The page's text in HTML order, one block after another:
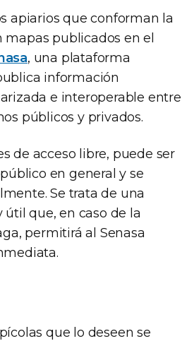
apiarios que conforman la
mapas publicados en el
, una plataforma
información
e interoperable entre
públicos y privados.
de acceso libre, puede ser
en general y se
Se trata de una
que, en caso de la
permitirá al Senasa
que lo deseen se